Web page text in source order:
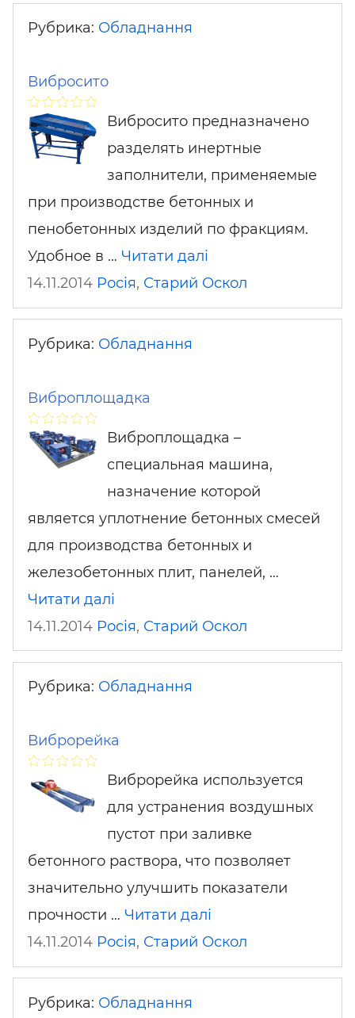
Рубрика: Обладнання
Вибросито
Вибросито предназначено
разделять инертные
заполнители, применяемые
при производстве бетонных и
пенобетонных изделий по фракциям.
Удобное в … Читати далі
14.11.2014 Росія, Старий Оскол
Рубрика: Обладнання
Виброплощадка
Виброплощадка –
специальная машина,
назначение которой
является уплотнение бетонных смесей
для производства бетонных и
железобетонных плит, панелей, …
Читати далі
14.11.2014 Росія, Старий Оскол
Рубрика: Обладнання
Виброрейка
Виброрейка используется
для устранения воздушных
пустот при заливке
бетонного раствора, что позволяет
значительно улучшить показатели
прочности … Читати далі
14.11.2014 Росія, Старий Оскол
Рубрика: Обладнання